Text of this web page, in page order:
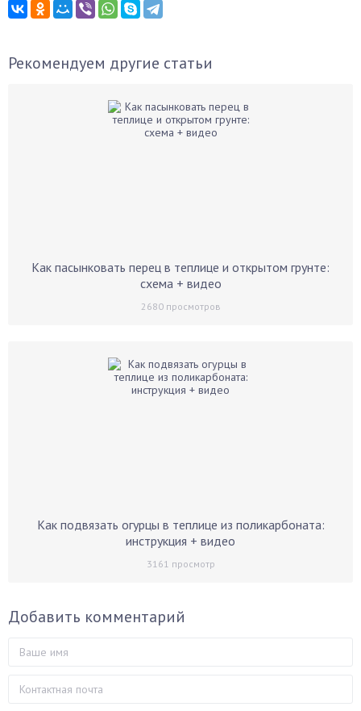
Рекомендуем другие статьи
Как пасынковать перец в теплице и открытом грунте:
схема + видео
2680просмотров
Как подвязать огурцы в теплице из поликарбоната:
инструкция + видео
3161 просмотр
Добавить комментарий